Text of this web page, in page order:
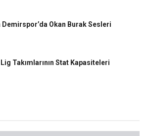
Demirspor’da Okan Burak Sesleri
Takımlarının Stat Kapasiteleri